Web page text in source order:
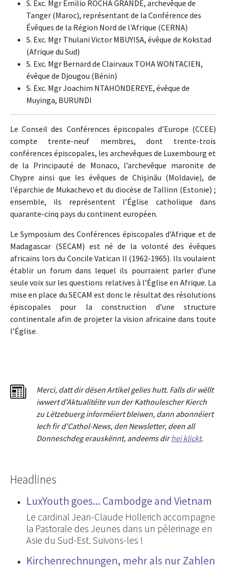
S. Exc. Mgr Emilio ROCHA GRANDE, archevêque de
Tanger (Maroc), représentant de la Conférence des
Évêques de la Région Nord de l'Afrique (CERNA)
S. Exc. Mgr Thulani Victor MBUYISA, évêque de Kokstad
(Afrique du Sud)
S. Exc. Mgr Bernard de Clairvaux TOHA WONTACIEN,
évêque de Djougou (Bénin)
S. Exc. Mgr Joachim NTAHONDEREYE, évêque de
Muyinga, BURUNDI
Le Conseil des Conférences épiscopales d’Europe (CCEE)
compte trente-neuf membres, dont trente-trois
conférences épiscopales, les archevêques de Luxembourg et
de la Principauté de Monaco, l’archevêque maronite de
Chypre ainsi que les évêques de Chişinău (Moldavie), de
l’éparchie de Mukachevo et du diocèse de Tallinn (Estonie) ;
ensemble, ils représentent l’Église catholique dans
quarante-cinq pays du continent européen.
Le Symposium des Conférences épiscopales d’Afrique et de
Madagascar (SECAM) est né de la volonté des évêques
africains lors du Concile Vatican II (1962-1965). Ils voulaient
établir un forum dans lequel ils pourraient parler d’une
seule voix sur les questions relatives à l’Église en Afrique. La
mise en place du SECAM est donc le résultat des résolutions
épiscopales pour la construction d’une structure
continentale afin de projeter la vision africaine dans toute
l’Église.
Merci, dattdir dësen Artikel gelies hutt. Falls dir wëllt
iwwert d'Aktualitéite vun der Kathoulescher Kierch
zu Lëtzebuerg informéiert bleiwen, dann abonnéiert
Iech fir d'Cathol-News, den Newsletter, deen all
Donneschdeg erauskënnt, andeems dirhei klickt.
Headlines
LuxYouth goes... Cambodge and Vietnam
Le cardinal Jean-Claude Hollerich accompagne
la Pastorale des Jeunes dans un pèlerinage en
Asie du Sud-Est. Suivons-les !
Kirchenrechnungen, mehr als nur Zahlen